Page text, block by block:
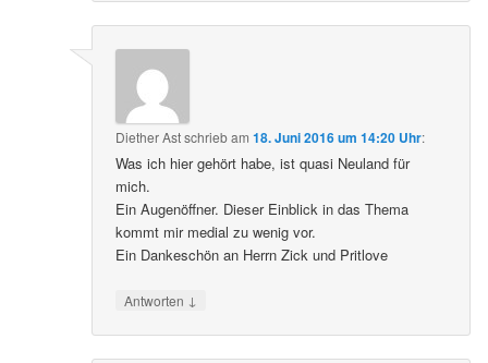
Diether Astschriebam18. Juni 2016 um 14:20 Uhr:
Was ich hier gehört habe, ist quasi Neuland für
mich.
Ein Augenöffner. Dieser Einblick in das Thema
kommt mir medial zu wenig vor.
Ein Dankeschön an Herrn Zick und Pritlove
Antworten ↓